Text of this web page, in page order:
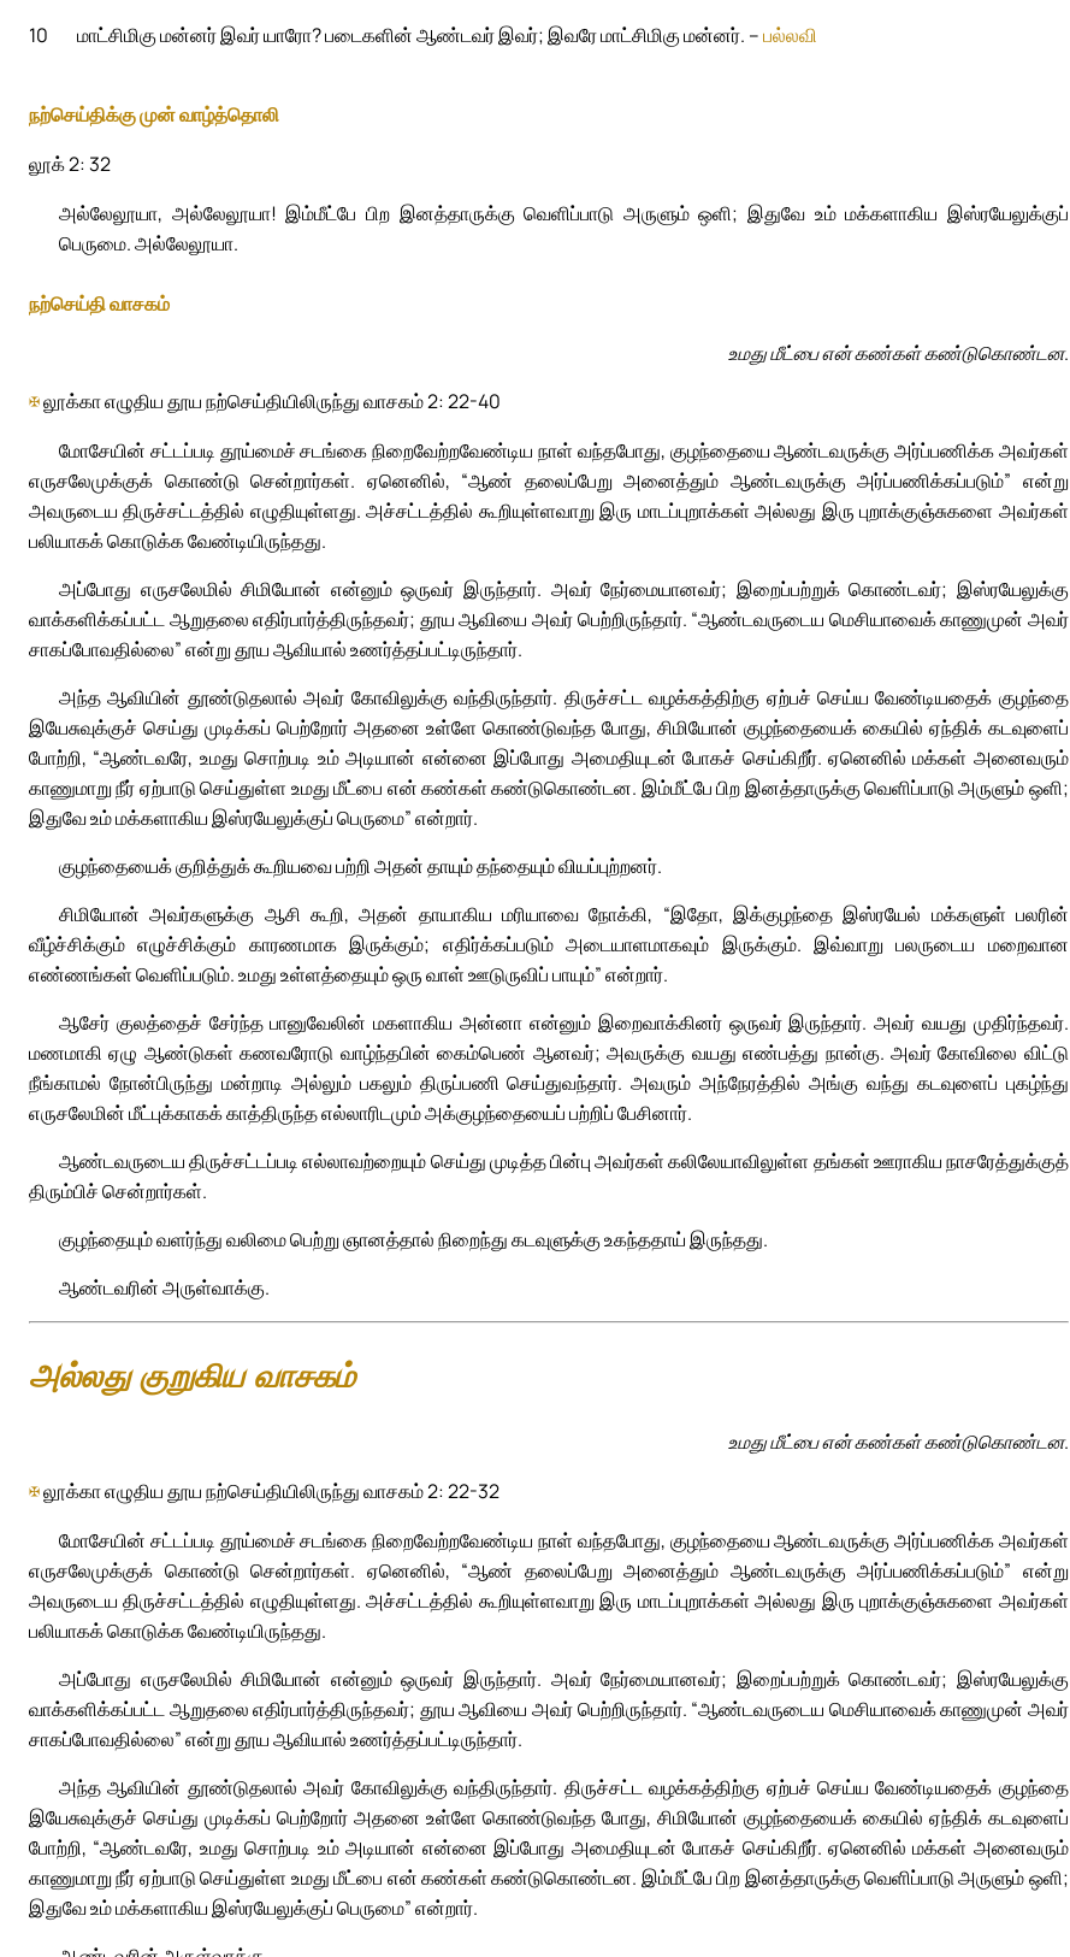
10
மாட்சிமிகு மன்னர் இவர் யாரோ? படைகளின் ஆண்டவர் இவர்; இவரே மாட்சிமிகு மன்னர். –பல்லவி
நற்செய்திக்கு முன் வாழ்த்தொலி
லூக் 2: 32
அல்லேலூயா, அல்லேலூயா! இம்மீட்பே பிற இனத்தாருக்கு வெளிப்பாடு அருளும் ஒளி; இதுவே உம் மக்களாகிய இஸ்ரயேலுக்குப்
பெருமை. அல்லேலூயா.
நற்செய்தி வாசகம்
உமது மீட்பை என் கண்கள் கண்டுகொண்டன.
✠லூக்கா எழுதிய தூய நற்செய்தியிலிருந்து வாசகம் 2: 22-40
மோசேயின் சட்டப்படி தூய்மைச் சடங்கை நிறைவேற்றவேண்டிய நாள் வந்தபோது, குழந்தையை ஆண்டவருக்கு அர்ப்பணிக்க அவர்கள்
எருசலேமுக்குக் கொண்டு சென்றார்கள். ஏனெனில், “ஆண் தலைப்பேறு அனைத்தும் ஆண்டவருக்கு அர்ப்பணிக்கப்படும்” என்று
அவருடைய திருச்சட்டத்தில் எழுதியுள்ளது. அச்சட்டத்தில் கூறியுள்ளவாறு இரு மாடப்புறாக்கள் அல்லது இரு புறாக்குஞ்சுகளை அவர்கள்
பலியாகக் கொடுக்க வேண்டியிருந்தது.
அப்போது எருசலேமில் சிமியோன் என்னும் ஒருவர் இருந்தார். அவர் நேர்மையானவர்; இறைப்பற்றுக் கொண்டவர்; இஸ்ரயேலுக்கு
வாக்களிக்கப்பட்ட ஆறுதலை எதிர்பார்த்திருந்தவர்; தூய ஆவியை அவர் பெற்றிருந்தார். “ஆண்டவருடைய மெசியாவைக் காணுமுன் அவர்
சாகப்போவதில்லை” என்று தூய ஆவியால் உணர்த்தப்பட்டிருந்தார்.
அந்த ஆவியின் தூண்டுதலால் அவர் கோவிலுக்கு வந்திருந்தார். திருச்சட்ட வழக்கத்திற்கு ஏற்பச் செய்ய வேண்டியதைக் குழந்தை
இயேசுவுக்குச் செய்து முடிக்கப் பெற்றோர் அதனை உள்ளே கொண்டுவந்த போது, சிமியோன் குழந்தையைக் கையில் ஏந்திக் கடவுளைப்
போற்றி, “ஆண்டவரே, உமது சொற்படி உம் அடியான் என்னை இப்போது அமைதியுடன் போகச் செய்கிறீர். ஏனெனில் மக்கள் அனைவரும்
காணுமாறு நீர் ஏற்பாடு செய்துள்ள உமது மீட்பை என் கண்கள் கண்டுகொண்டன. இம்மீட்பே பிற இனத்தாருக்கு வெளிப்பாடு அருளும் ஒளி;
இதுவே உம் மக்களாகிய இஸ்ரயேலுக்குப் பெருமை” என்றார்.
குழந்தையைக் குறித்துக் கூறியவை பற்றி அதன் தாயும் தந்தையும் வியப்புற்றனர்.
சிமியோன் அவர்களுக்கு ஆசி கூறி, அதன் தாயாகிய மரியாவை நோக்கி, “இதோ, இக்குழந்தை இஸ்ரயேல் மக்களுள் பலரின்
வீழ்ச்சிக்கும் எழுச்சிக்கும் காரணமாக இருக்கும்; எதிர்க்கப்படும் அடையாளமாகவும் இருக்கும். இவ்வாறு பலருடைய மறைவான
எண்ணங்கள் வெளிப்படும். உமது உள்ளத்தையும் ஒரு வாள் ஊடுருவிப் பாயும்” என்றார்.
ஆசேர் குலத்தைச் சேர்ந்த பானுவேலின் மகளாகிய அன்னா என்னும் இறைவாக்கினர் ஒருவர் இருந்தார். அவர் வயது முதிர்ந்தவர்.
மணமாகி ஏழு ஆண்டுகள் கணவரோடு வாழ்ந்தபின் கைம்பெண் ஆனவர்; அவருக்கு வயது எண்பத்து நான்கு. அவர் கோவிலை விட்டு
நீங்காமல் நோன்பிருந்து மன்றாடி அல்லும் பகலும் திருப்பணி செய்துவந்தார். அவரும் அந்நேரத்தில் அங்கு வந்து கடவுளைப் புகழ்ந்து
எருசலேமின் மீட்புக்காகக் காத்திருந்த எல்லாரிடமும் அக்குழந்தையைப் பற்றிப் பேசினார்.
ஆண்டவருடைய திருச்சட்டப்படி எல்லாவற்றையும் செய்து முடித்த பின்பு அவர்கள் கலிலேயாவிலுள்ள தங்கள் ஊராகிய நாசரேத்துக்குத்
திரும்பிச் சென்றார்கள்.
குழந்தையும் வளர்ந்து வலிமை பெற்று ஞானத்தால் நிறைந்து கடவுளுக்கு உகந்ததாய் இருந்தது.
ஆண்டவரின் அருள்வாக்கு.
அல்லது குறுகிய வாசகம்
உமது மீட்பை என் கண்கள் கண்டுகொண்டன.
✠லூக்கா எழுதிய தூய நற்செய்தியிலிருந்து வாசகம் 2: 22-32
மோசேயின் சட்டப்படி தூய்மைச் சடங்கை நிறைவேற்றவேண்டிய நாள் வந்தபோது, குழந்தையை ஆண்டவருக்கு அர்ப்பணிக்க அவர்கள்
எருசலேமுக்குக் கொண்டு சென்றார்கள். ஏனெனில், “ஆண் தலைப்பேறு அனைத்தும் ஆண்டவருக்கு அர்ப்பணிக்கப்படும்” என்று
அவருடைய திருச்சட்டத்தில் எழுதியுள்ளது. அச்சட்டத்தில் கூறியுள்ளவாறு இரு மாடப்புறாக்கள் அல்லது இரு புறாக்குஞ்சுகளை அவர்கள்
பலியாகக் கொடுக்க வேண்டியிருந்தது.
அப்போது எருசலேமில் சிமியோன் என்னும் ஒருவர் இருந்தார். அவர் நேர்மையானவர்; இறைப்பற்றுக் கொண்டவர்; இஸ்ரயேலுக்கு
வாக்களிக்கப்பட்ட ஆறுதலை எதிர்பார்த்திருந்தவர்; தூய ஆவியை அவர் பெற்றிருந்தார். “ஆண்டவருடைய மெசியாவைக் காணுமுன் அவர்
சாகப்போவதில்லை” என்று தூய ஆவியால் உணர்த்தப்பட்டிருந்தார்.
அந்த ஆவியின் தூண்டுதலால் அவர் கோவிலுக்கு வந்திருந்தார். திருச்சட்ட வழக்கத்திற்கு ஏற்பச் செய்ய வேண்டியதைக் குழந்தை
இயேசுவுக்குச் செய்து முடிக்கப் பெற்றோர் அதனை உள்ளே கொண்டுவந்த போது, சிமியோன் குழந்தையைக் கையில் ஏந்திக் கடவுளைப்
போற்றி, “ஆண்டவரே, உமது சொற்படி உம் அடியான் என்னை இப்போது அமைதியுடன் போகச் செய்கிறீர். ஏனெனில் மக்கள் அனைவரும்
காணுமாறு நீர் ஏற்பாடு செய்துள்ள உமது மீட்பை என் கண்கள் கண்டுகொண்டன. இம்மீட்பே பிற இனத்தாருக்கு வெளிப்பாடு அருளும் ஒளி;
இதுவே உம் மக்களாகிய இஸ்ரயேலுக்குப் பெருமை” என்றார்.